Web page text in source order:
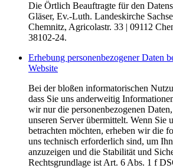
Die Örtlich Beauftragte für den
Gläser, Ev.-Luth. Landeskirche
Chemnitz, Agricolastr. 33 | 09112
38102-24.
Erhebung personenbezogener Daten
Website
Bei der bloßen informatorischen
dass Sie uns anderweitig
wir nur die personenbezogenen
unseren Server übermittelt. Wenn Sie
betrachten möchten, erheben wir die
uns technisch erforderlich sind, um
anzuzeigen und die Stabilität und
Rechtsgrundlage ist Art. 6 Abs. 1 f